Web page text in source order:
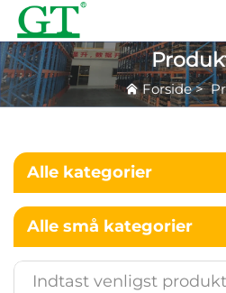
Forside>
Alle kategorier
Alle små kategorier